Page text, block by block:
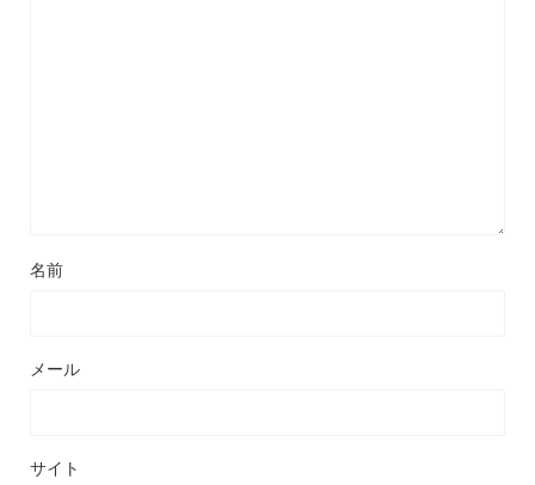
名前
メール
サイト